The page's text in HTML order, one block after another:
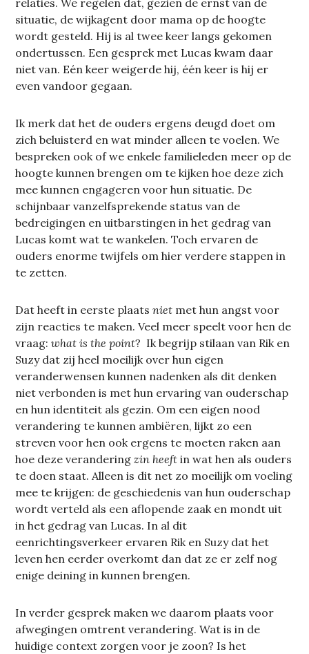
situatie, de wijkagent door mama op de hoogte
wordt gesteld. Hij is al twee keer langs gekomen
ondertussen. Een gesprek met Lucas kwam daar
niet van. Eén keer weigerde hij, één keer is hij er
even vandoor gegaan.
Ik merk dat het de ouders ergens deugd doet om
zich beluisterd en wat minder alleen te voelen. We
bespreken ook of we enkele familieleden meer op de
hoogte kunnen brengen om te kijken hoe deze zich
mee kunnen engageren voor hun situatie. De
schijnbaar vanzelfsprekende status van de
bedreigingen en uitbarstingen in het gedrag van
Lucas komt wat te wankelen. Toch ervaren de
ouders enorme twijfels om hier verdere stappen in
te zetten.
Dat heeft in eerste plaatsniet met hun angst voor
zijn reacties te maken. Veel meer speelt voor hen de
vraag:what is the point? Ik begrijp stilaan van Rik en
Suzy dat zij heel moeilijk over hun eigen
veranderwensen kunnen nadenken als dit denken
niet verbonden is met hun ervaring van ouderschap
en hun identiteit als gezin. Om een eigen nood
verandering te kunnen ambiëren, lijkt zo een
streven voor hen ook ergens te moeten raken aan
hoe deze veranderingzin heeft in wat hen als ouders
te doen staat. Alleen is dit net zo moeilijk om voeling
mee te krijgen: de geschiedenis van hun ouderschap
wordt verteld als een aflopende zaak en mondt uit
in het gedrag van Lucas. In al dit
eenrichtingsverkeer ervaren Rik en Suzy dat het
leven hen eerder overkomt dan dat ze er zelf nog
enige deining in kunnen brengen.
In verder gesprek maken we daarom plaats voor
afwegingen omtrent verandering. Wat is in de
huidige context zorgen voor je zoon? Is het